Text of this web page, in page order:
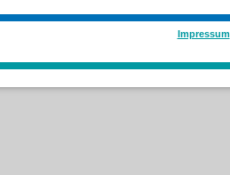
Impressum